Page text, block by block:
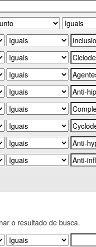
o resultado de busca.